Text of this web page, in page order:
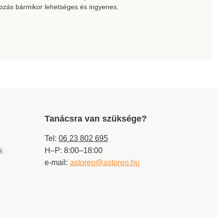
bármikor lehetséges és ingyenes.
Tanácsra van szüksége?
Tel: 06 23 802 695
H–P: 8:00–18:00
e-mail: astoreo@astoreo.hu